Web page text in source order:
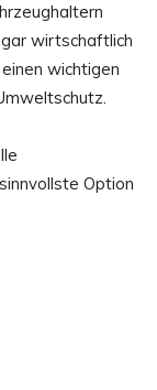
wirtschaftlich
wichtigen
Option